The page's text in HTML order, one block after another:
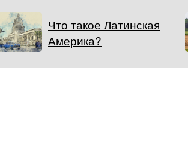
Что такое Латинская
Америка?